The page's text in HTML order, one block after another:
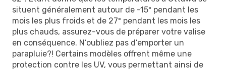
situent généralement autour de -15º pendant les
mois les plus froids et de 27º pendant les mois les
plus chauds, assurez-vous de préparer votre valise
en conséquence. N’oubliez pas d’emporter un
parapluie?! Certains modèles offrent même une
protection contre les UV, vous permettant ainsi de